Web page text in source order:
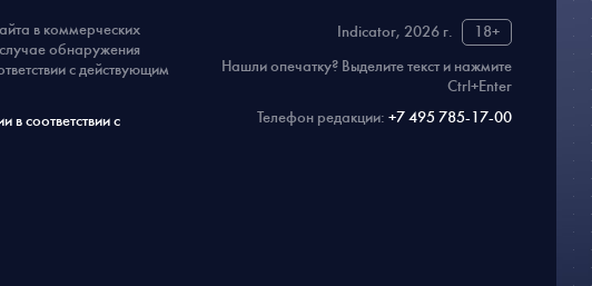
Indicator, 2026 г.
18+
Нашли опечатку? Выделите текст и нажмите
Ctrl+Enter
Телефон редакции: +7 495 785-17-00
в коммерческих
обнаружения
с действующим
соответствии с